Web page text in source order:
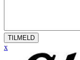
TILMELD
x